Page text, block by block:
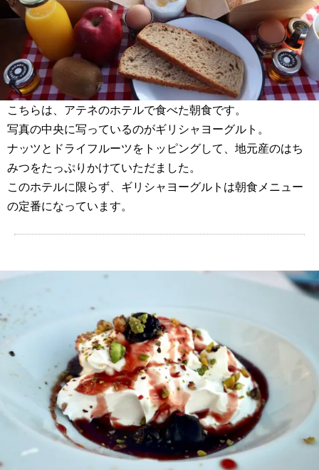
こちらは、アテネのホテルで食べた朝食です。
写真の中央に写っているのがギリシャヨーグルト。
ナッツとドライフルーツをトッピングして、地元産のはち
みつをたっぷりかけていただました。
このホテルに限らず、ギリシャヨーグルトは朝食メニュー
の定番になっています。